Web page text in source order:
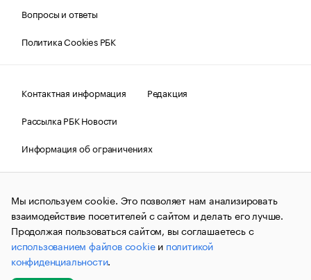
Вопросы и ответы
Политика Cookies РБК
Контактная информация
Редакция
Рассылка РБК Новости
Информация об ограничениях
Правовая информация
О соблюдении авторских прав
© АО «РОСБИЗНЕСКОНСАЛТИНГ»,1995–2026.Сообщения
и материалы информационного агентства «РБК»
(зарегистрировано Федеральной службой по надзору в сфере
связи, информационных технологий и массовых
коммуникаций (Роскомнадзор) 09.12.2015 за номером ИА
№ФС77-63848) сопровождаются пометкой «РБК». Отдельные
публикации могут содержать информацию,
Мы используем cookie. Это позволяет нам анализировать
взаимодействие посетителей с сайтом и делать его лучше.
Продолжая пользоваться сайтом, вы соглашаетесь с
использованием файлов cookieи политикой
конфиденциальности.